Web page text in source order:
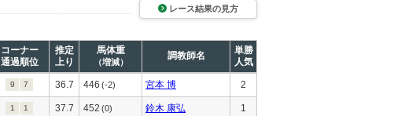
レース結果の見方
コーナー
通過順位
推定
上り
馬体重
（増減）
調教師名
単勝
人気
9 7 36.7 446 (-2) 宮本 博 2
1 1 37.7 452 (0) 鈴木 康弘 1